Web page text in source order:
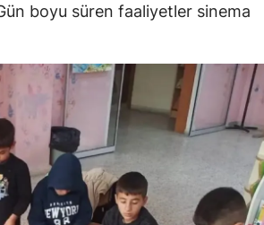
boyu süren faaliyetler sinema